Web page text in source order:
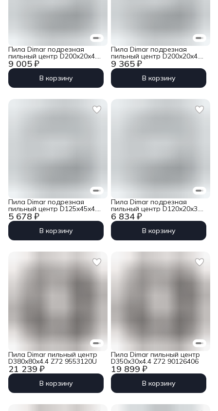
9 005 ₽
Пила Dimar подрезная
пильный центр D200x20x4.4-
5.4 Z36 двойной ресурс
90602603
В корзину
9 365 ₽
Пила Dimar подрезная
пильный центр D200x20x4.0-
5.0 Z36 двойной ресурс
90602503
В корзину
5 678 ₽
Пила Dimar подрезная
пильный центр D125x45x4.4-
5.4 Z24 двойной ресурс
9060076M
В корзину
6 834 ₽
Пила Dimar подрезная
пильный центр D120x20x3.8-
4.8 Z24 двойной ресурс
90600543
В корзину
21 239 ₽
Пила Dimar пильный центр
D380x80x4.4 Z72 9553120U
В корзину
19 899 ₽
Пила Dimar пильный центр
D350x30x4.4 Z72 90126406
В корзину